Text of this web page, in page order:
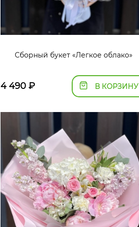
Сборный букет «Легкое облако»
4 490 ₽ В КОРЗИНУ